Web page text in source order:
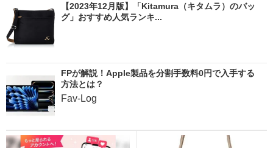
【2023年12月版】「Kitamura（キタムラ）のバッ
グ」おすすめ人気ランキ...
FPが解説！Apple製品を分割手数料0円で入手する
方法とは？
Fav-Log